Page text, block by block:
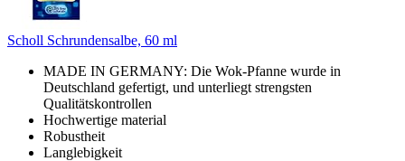
Scholl Schrundensalbe, 60 ml
MADE IN GERMANY: Die Wok-Pfanne wurde in
Deutschland gefertigt, und unterliegt strengsten
Qualitätskontrollen
Hochwertige material
Robustheit
Langlebigkeit